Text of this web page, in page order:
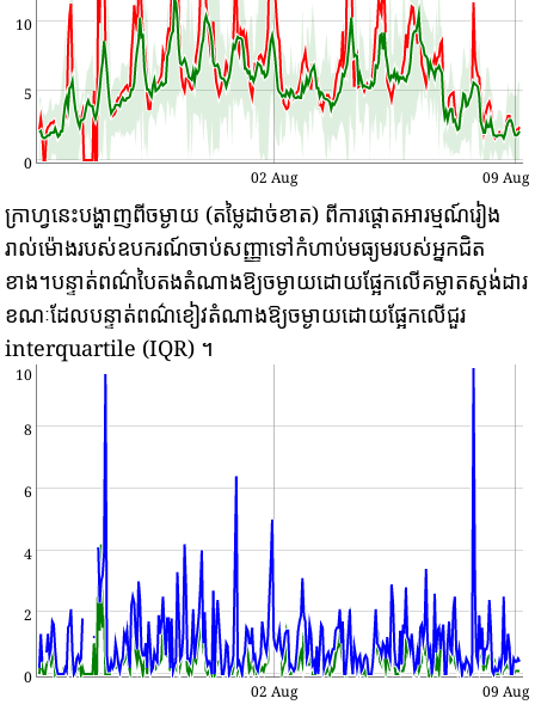
0
5
10
02 Aug 09 Aug
ក្រាហ្វនេះបង្ហាញពីចម្ងាយ (តម្លៃដាច់ខាត) ពីការផ្តោតអារម្មណ៍រៀង
រាល់ម៉ោងរបស់ឧបករណ៍ចាប់សញ្ញាទៅកំហាប់មធ្យមរបស់អ្នកជិត
ខាង។បន្ទាត់ពណ៌បៃតងតំណាងឱ្យចម្ងាយដោយផ្អែកលើគម្លាតស្តង់ដារ
ខណៈដែលបន្ទាត់ពណ៌ខៀវតំណាងឱ្យចម្ងាយដោយផ្អែកលើជួរ
interquartile (IQR) ។
0
2
4
6
8
10
02 Aug 09 Aug